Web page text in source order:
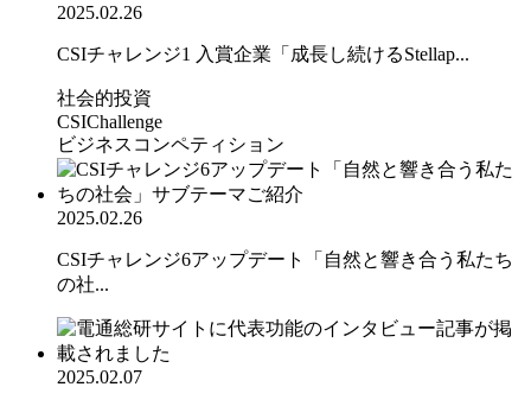
2025.02.26
CSIチャレンジ1 入賞企業「成長し続けるStellap...
社会的投資
CSIChallenge
ビジネスコンペティション
2025.02.26
CSIチャレンジ6アップデート「自然と響き合う私たち
の社...
2025.02.07